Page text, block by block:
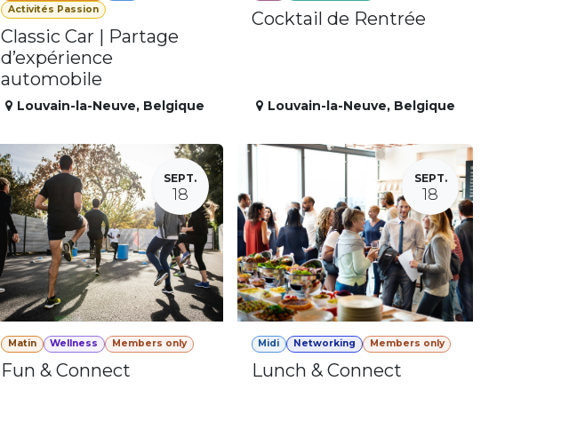
Activités Passion
Classic Car | Partage
d’expérience
automobile
Louvain-la-Neuve, Belgique
Cocktail de Rentrée
Louvain-la-Neuve, Belgique
SEPT.
18
Matin Wellness Members only
Fun & Connect
SEPT.
18
Midi Networking Members only
Lunch & Connect